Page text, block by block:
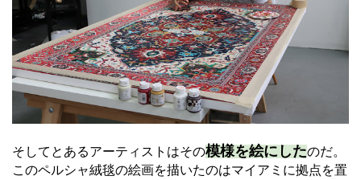
そしてとあるアーティストはその模様を絵にしたのだ。
このペルシャ絨毯の絵画を描いたのはマイアミに拠点を置